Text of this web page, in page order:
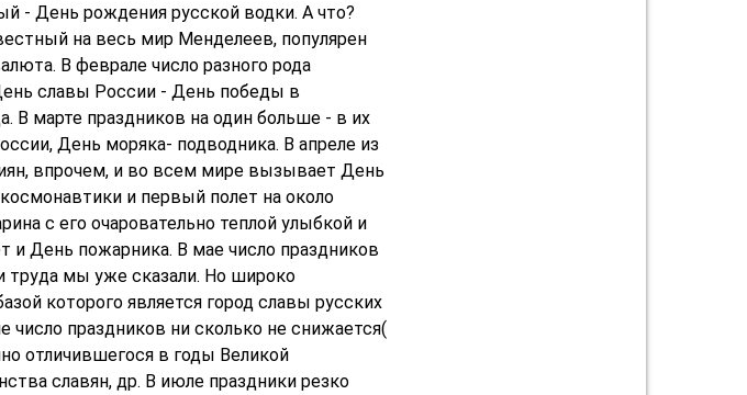
- День рождения русской водки. А что?
на весь мир Менделеев, популярен
В феврале число разного рода
славы России - День победы в
В марте праздников на один больше - в их
День моряка- подводника. В апреле из
впрочем, и во всем мире вызывает День
и первый полет на около
с его очаровательно теплой улыбкой и
и День пожарника. В мае число праздников
труда мы уже сказали. Но широко
которого является город славы русских
число праздников ни сколько не снижается(
отличившегося в годы Великой
славян, др. В июле праздники резко